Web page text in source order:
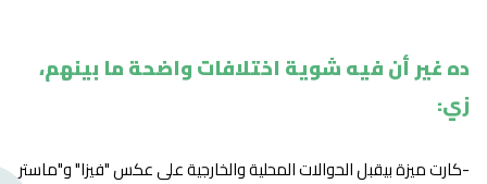
ده غير أن فيه شوية اختلافات واضحة ما بينهم،
زي:
-كارت ميزة بيقبل الحوالات المحلية والخارجية على عكس "فيزا" و"ماستر